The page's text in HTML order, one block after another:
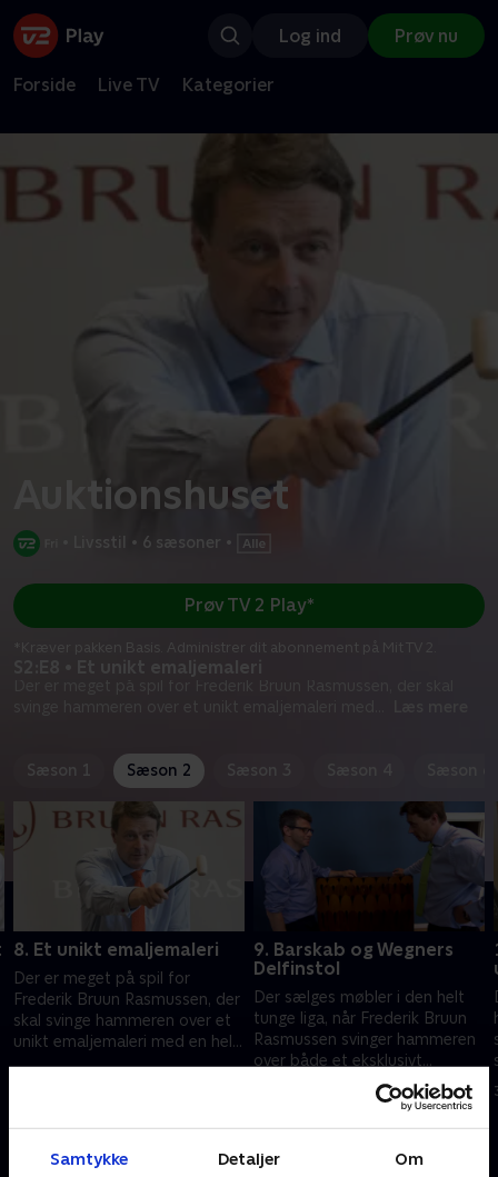
Samtykke Detaljer Om
Log ind Prøv nu
Forside Live TV Kategorier
Auktionshuset
Livsstil • 6 sæsoner •
S2:E8 • Et unikt emaljemaleri
Prøv TV 2 Play*
*Kræver pakken Basis. Administrer dit abonnement på Mit TV 2.
Sæson 1 Sæson 2 Sæson 3
8. Et unikt emaljemaleri
Der er meget på spil for
Frederik Bruun Rasmussen, der
skal svinge hammeren over et
unikt emaljemaleri med en helt
særlig forhistorie.
1. november 2017 • 26 min
9. Barskab og Wegners
Delfinstol
Der sælges møbler i den helt
tunge liga, når Frederik Bruun
Rasmussen svinger hammeren
over både et eksklusivt
barskab og Hans Jørn Wegners
unikke Delfinstol.
15. november 2017 • 25 min